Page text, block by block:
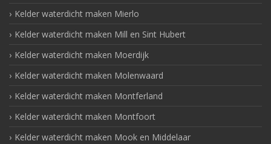
Kelder waterdicht maken Mierlo
Kelder waterdicht maken Mill en Sint Hubert
Kelder waterdicht maken Moerdijk
Kelder waterdicht maken Molenwaard
Kelder waterdicht maken Montferland
Kelder waterdicht maken Montfoort
Kelder waterdicht maken Mook en Middelaar